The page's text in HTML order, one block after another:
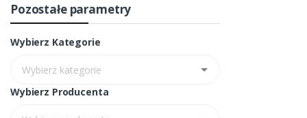
Pozostałe parametry
Wybierz Kategorie
Wybierz Producenta